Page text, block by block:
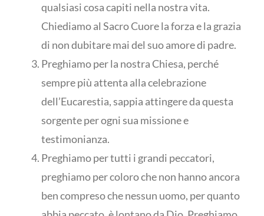
qualsiasi cosa capiti nella nostra vita.
Chiediamo al Sacro Cuore la forza e la grazia
di non dubitare mai del suo amore di padre.
Preghiamo per la nostra Chiesa, perché
sempre più attenta alla celebrazione
dell’Eucarestia, sappia attingere da questa
sorgente per ogni sua missione e
testimonianza.
Preghiamo per tutti i grandi peccatori,
preghiamo per coloro che non hanno ancora
ben compreso che nessun uomo, per quanto